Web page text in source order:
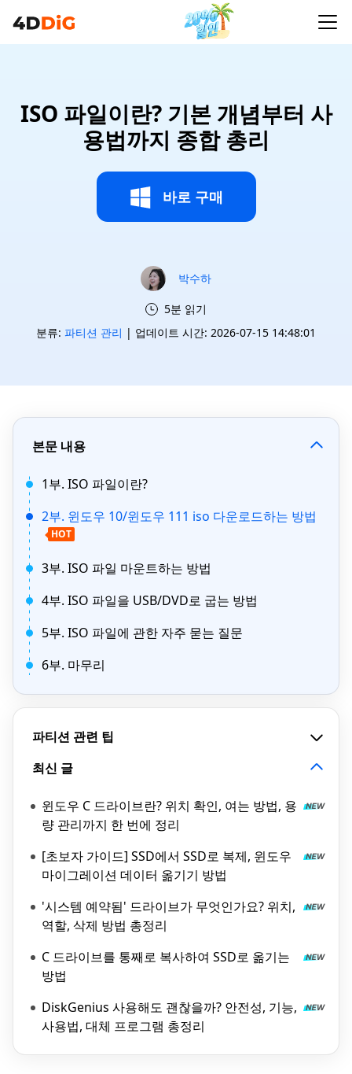
ISO 파일이란? 기본 개념부터 사
용법까지 종합 총리
바로 구매
박수하
5분 읽기
분류: 파티션 관리 | 업데이트 시간: 2026-07-15 14:48:01
본문 내용
1부. ISO 파일이란?
2부. 윈도우 10/윈도우 111 iso 다운로드하는 방법
HOT
3부. ISO 파일 마운트하는 방법
4부. ISO 파일을 USB/DVD로 굽는 방법
5부. ISO 파일에 관한 자주 묻는 질문
6부. 마무리
파티션 관련 팁
최신 글
윈도우 C 드라이브란? 위치 확인, 여는 방법, 용
량 관리까지 한 번에 정리
[초보자 가이드] SSD에서 SSD로 복제, 윈도우
마이그레이션 데이터 옮기기 방법
'시스템 예약됨' 드라이브가 무엇인가요? 위치,
역할, 삭제 방법 총정리
C 드라이브를 통째로 복사하여 SSD로 옮기는
방법
DiskGenius 사용해도 괜찮을까? 안전성, 기능,
사용법, 대체 프로그램 총정리